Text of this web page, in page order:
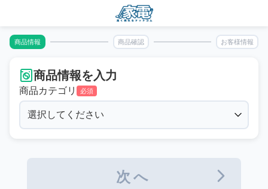
商品情報 商品確認 お客様情報
商品情報を入力
商品カテゴリ 必須
次へ